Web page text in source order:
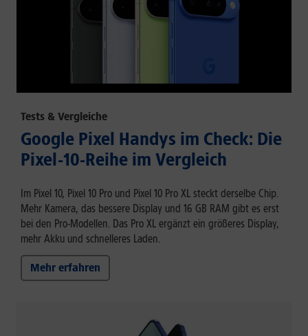
Tests & Vergleiche
Google Pixel Handys im Check: Die
Pixel-10-Reihe im Vergleich
Im Pixel 10, Pixel 10 Pro und Pixel 10 Pro XL steckt derselbe Chip.
Mehr Kamera, das bessere Display und 16 GB RAM gibt es erst
bei den Pro-Modellen. Das Pro XL ergänzt ein größeres Display,
mehr Akku und schnelleres Laden.
Mehr erfahren